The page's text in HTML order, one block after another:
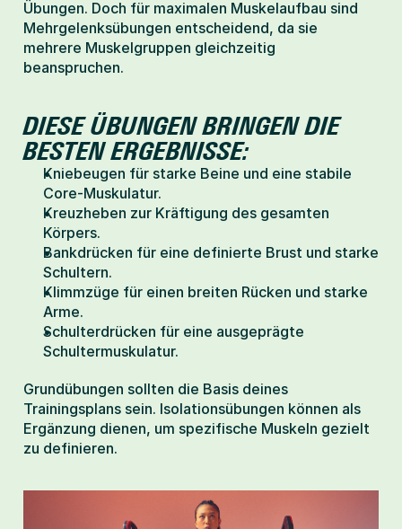
Übungen. Doch für maximalen Muskelaufbau sind
Mehrgelenksübungen entscheidend, da sie
mehrere Muskelgruppen gleichzeitig
beanspruchen.
DIESE ÜBUNGEN BRINGEN DIE
BESTEN ERGEBNISSE:
Kniebeugen für starke Beine und eine stabile
Core-Muskulatur.
Kreuzheben zur Kräftigung des gesamten
Körpers.
Bankdrücken für eine definierte Brust und starke
Schultern.
Klimmzüge für einen breiten Rücken und starke
Arme.
Schulterdrücken für eine ausgeprägte
Schultermuskulatur.
Grundübungen sollten die Basis deines
Trainingsplans sein. Isolationsübungen können als
Ergänzung dienen, um spezifische Muskeln gezielt
zu definieren.